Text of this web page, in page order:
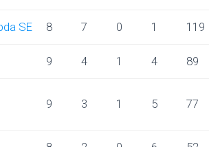
SE 8 7 0 1 119
9 4 1 4 89
9 3 1 5 77